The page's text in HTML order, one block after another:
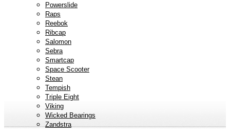
Powerslide
Raps
Reebok
Ribcap
Salomon
Sebra
Smartcap
Space Scooter
Stean
Tempish
Triple Eight
Viking
Wicked Bearings
Zandstra